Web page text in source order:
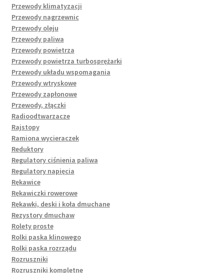
Przewody klimatyzacji
Przewody nagrzewnic
Przewody oleju
Przewody paliwa
Przewody powietrza
Przewody powietrza turbosprężarki
Przewody układu wspomagania
Przewody wtryskowe
Przewody zapłonowe
Przewody, złączki
Radioodtwarzacze
Rajstopy
Ramiona wycieraczek
Reduktory
Regulatory ciśnienia paliwa
Regulatory napięcia
Rękawice
Rękawiczki rowerowe
Rękawki, deski i koła dmuchane
Rezystory dmuchaw
Rolety proste
Rolki paska klinowego
Rolki paska rozrządu
Rozruszniki
Rozruszniki kompletne